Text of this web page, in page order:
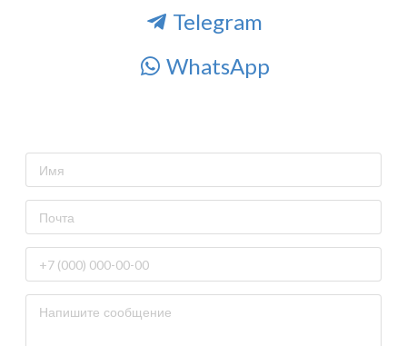
Telegram
WhatsApp